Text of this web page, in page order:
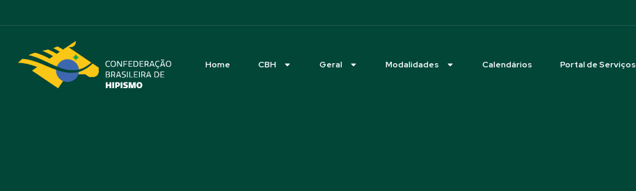
Home CBH Geral Modalidades Calendários Portal de Serviços